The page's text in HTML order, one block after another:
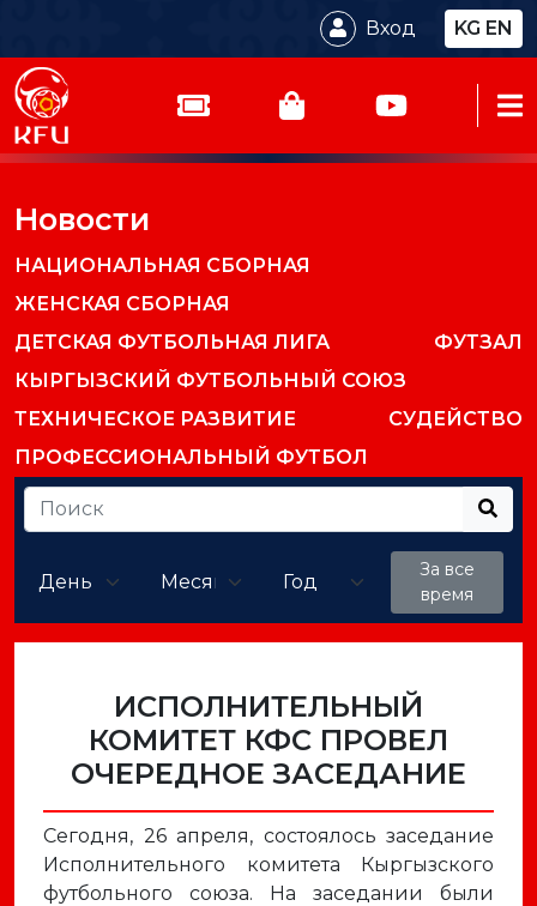
Вход KG EN
Новости
НАЦИОНАЛЬНАЯ СБОРНАЯ
ЖЕНСКАЯ СБОРНАЯ
ДЕТСКАЯ ФУТБОЛЬНАЯ ЛИГА
ФУТЗАЛ
КЫРГЫЗСКИЙ ФУТБОЛЬНЫЙ СОЮЗ
ТЕХНИЧЕСКОЕ РАЗВИТИЕ
СУДЕЙСТВО
ПРОФЕССИОНАЛЬНЫЙ ФУТБОЛ
За все
время
ИСПОЛНИТЕЛЬНЫЙ
КОМИТЕТ КФС ПРОВЕЛ
ОЧЕРЕДНОЕ ЗАСЕДАНИЕ
Сегодня, 26 апреля, состоялось заседание
Исполнительного комитета Кыргызского
футбольного союза. На заседании были